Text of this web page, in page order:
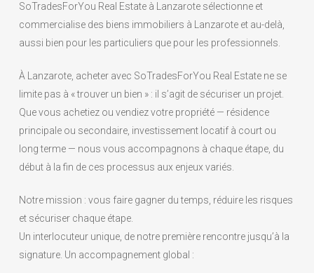
SoTradesForYou Real Estate à Lanzarote sélectionne et
commercialise des biens immobiliers à Lanzarote et au-delà,
aussi bien pour les particuliers que pour les professionnels.
À Lanzarote, acheter avec SoTradesForYou Real Estate ne se
limite pas à « trouver un bien » : il s’agit de sécuriser un projet.
Que vous achetiez ou vendiez votre propriété — résidence
principale ou secondaire, investissement locatif à court ou
long terme — nous vous accompagnons à chaque étape, du
début à la fin de ces processus aux enjeux variés.
Notre mission : vous faire gagner du temps, réduire les risques
et sécuriser chaque étape.
Un interlocuteur unique, de notre première rencontre jusqu’à la
signature. Un accompagnement global :